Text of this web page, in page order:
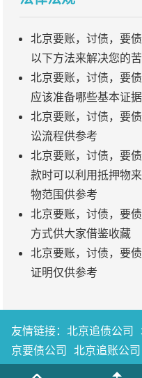
北京要账，讨债，要
以下方法来解决您的
北京要账，讨债，要
应该准备哪些基本证据
北京要账，讨债，要
讼流程供参考
北京要账，讨债，要
款时可以利用抵押物
物范围供参考
北京要账，讨债，要
方式供大家借鉴收藏
北京要账，讨债，要
证明仅供参考
友情链接： 北京追债公司
京要债公司
北京追账公司